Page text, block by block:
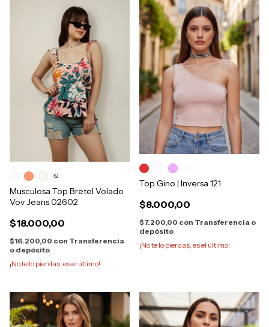
Musculosa Top Bretel Volado
Vov Jeans 02602
$18.000,00
$16.200,00 con Transferencia
o depósito
¡No te lo pierdas, es el último!
+2
Top Gino | Inversa 121
$8.000,00
$7.200,00 con Transferencia o
depósito
¡No te lo pierdas, es el último!